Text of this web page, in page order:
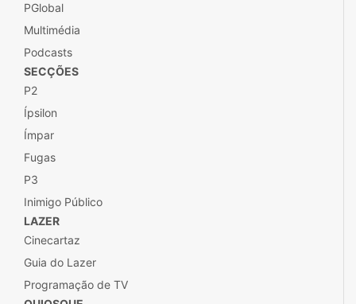
PGlobal
Multimédia
Podcasts
SECÇÕES
P2
Ípsilon
Ímpar
Fugas
P3
Inimigo Público
LAZER
Cinecartaz
Guia do Lazer
Programação de TV